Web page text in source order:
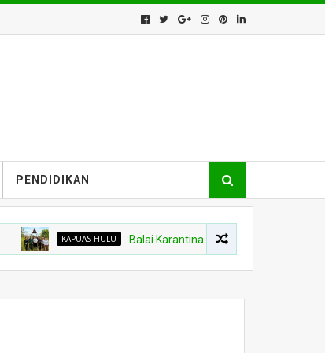
PENDIDIKAN
KAPUAS HULU Balai Karantina Kalbar Tinjau Jalur Tidak Resmi